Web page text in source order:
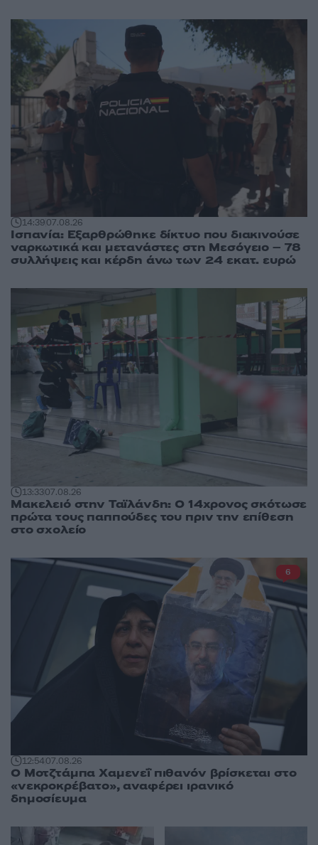
14:3907.08.26
Ισπανία: Εξαρθρώθηκε δίκτυο που διακινούσε
ναρκωτικά και μετανάστες στη Μεσόγειο – 78
συλλήψεις και κέρδη άνω των 24 εκατ. ευρώ
13:3307.08.26
Μακελειό στην Ταϊλάνδη: Ο 14χρονος σκότωσε
πρώτα τους παππούδες του πριν την επίθεση
στο σχολείο
12:5407.08.26
Ο Μοτζτάμπα Χαμενεΐ πιθανόν βρίσκεται στο
«νεκροκρέβατο», αναφέρει ιρανικό
δημοσίευμα
6